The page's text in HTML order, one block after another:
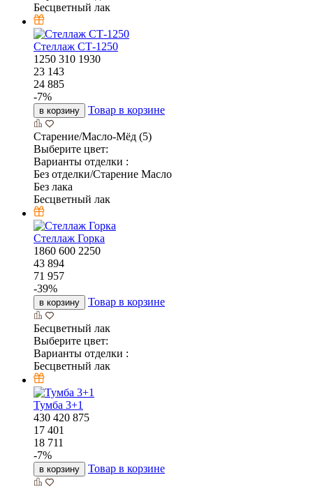
Бесцветный лак
Стеллаж СТ-1250
1250 310 1930
23 143
24 885
-7%
в корзину Товар в корзине
Старение/Масло-Мёд (5)
Выберите цвет:
Варианты отделки :
Без отделки/Старение Масло
Без лака
Бесцветный лак
Стеллаж Горка
1860 600 2250
43 894
71 957
-39%
в корзину Товар в корзине
Бесцветный лак
Выберите цвет:
Варианты отделки :
Бесцветный лак
Тумба 3+1
430 420 875
17 401
18 711
-7%
в корзину Товар в корзине